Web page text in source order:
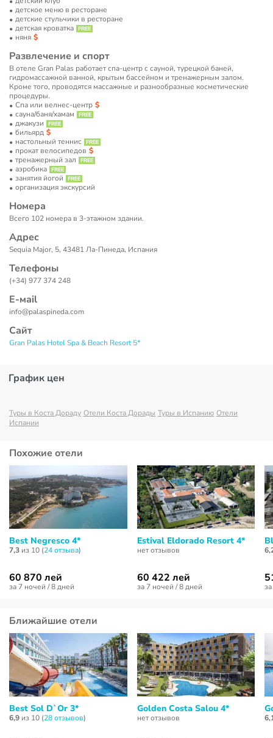
детское меню в ресторане
детские стульчики в ресторане
детская кроватка
няня
Развлечение и спорт
В отеле Gran Palas работает спа-центр с сауной, турецкой баней,
гидромассажной ванной, крытым бассейном и тренажерным залом.
Кроме того, проводятся массажные и разнообразные косметические
процедуры.
Спа или велнес-центр
сауна/баня/хамам
джакузи
бильярд
настольный теннис
прокат велосипедов
тренажерный зал
аэробика
занятия йогой
организация экскурсий
Номера
Всего 102 номера в 3-этажном здании.
Адрес
Sequia Major, 5, 43481 Ла-Пинеда, Испания
Телефоны
(+34) 977 374 248
Е-маil
info@palaspineda.com
Сайт
Gran Palas Hotel Spa & Beach Resort 5*
График цен
Туры в Коста Дораду Отели Коста Дорады Туры в Испанию Отели
Испании
Похожие отели
Best Negresco 4*
7,3 из 10 (24 отзывa)
60 870 лей
за 7 ночей / 8 дней
Estival Eldorado Resort 4*
нет отзывов
60 422 лей
за 7 ночей / 8 дней
Ближайшие отели
Best Sol D`Or 3*
6,9 из 10 (28 отзывов)
Golden Costa Salou 4*
нет отзывов